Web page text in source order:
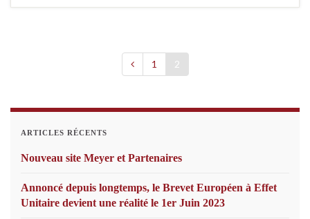
1 2
ARTICLES RÉCENTS
Nouveau site Meyer et Partenaires
Annoncé depuis longtemps, le Brevet Européen à Effet
Unitaire devient une réalité le 1er Juin 2023